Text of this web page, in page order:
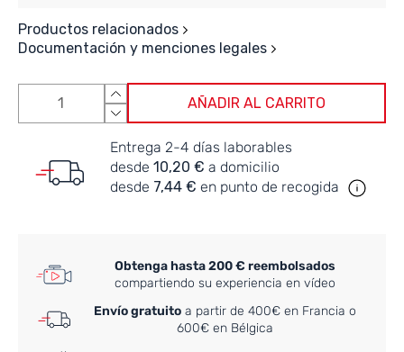
Productos relacionados
Documentación y menciones legales
AÑADIR AL CARRITO
Entrega 2-4 días laborables
desde 10,20 € a domicilio
desde 7,44 € en punto de recogida
Obtenga hasta 200 € reembolsados
compartiendo su experiencia en vídeo
Envío gratuitoa partir de 400€ en Francia o
600€ en Bélgica